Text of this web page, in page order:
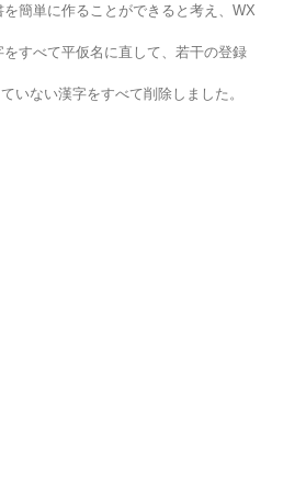
簡単に作ることができると考え、WX
すべて平仮名に直して、若干の登録
いない漢字をすべて削除しました。